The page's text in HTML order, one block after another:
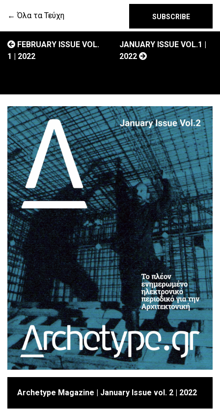
← Όλα τα Τεύχη SUBSCRIBE
FEBRUARY ISSUE VOL.
1 | 2022
JANUARY ISSUE VOL.1 |
2022
Archetype Magazine | January Issue vol. 2 | 2022